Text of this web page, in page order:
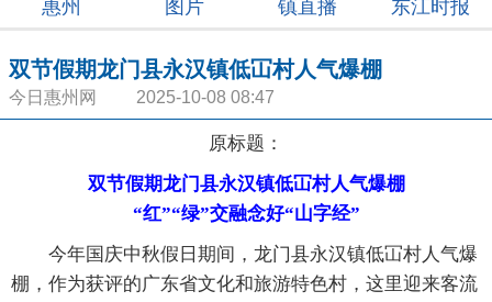
惠州
图片 镇直播 东江时报
双节假期龙门县永汉镇低冚村人气爆棚
今日惠州网 2025-10-08 08:47
原标题：
双节假期龙门县永汉镇低冚村人气爆棚
“红”“绿”交融念好“山字经”
今年国庆中秋假日期间，龙门县永汉镇低冚村人气爆
棚，作为获评的广东省文化和旅游特色村，这里迎来客流